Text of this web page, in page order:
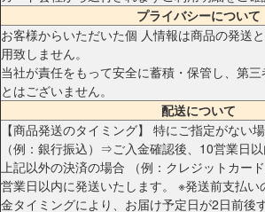
プライバシーについて
お客様からいただいた個 人情報は商品の発送
用致しません。
当社が責任をもって安全に蓄積・保管し、第
とはございません。
配送について
【商品発送のタイミング】 特にご指定がない
（例：銀行振込）⇒ご入金確認後、10営業日以
上記以外の決済の場合 （例：クレジットカー
営業日以内に発送いたします。 ※発送前支払い
金タイミングにより、お届け予定日が2日前後